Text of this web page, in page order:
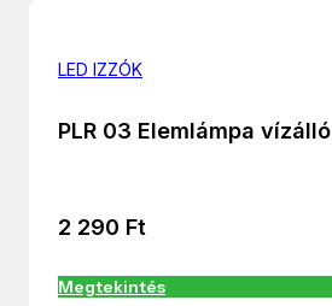
LED IZZÓK
PLR 03 Elemlámpa vízálló
2 290 Ft
Megtekintés